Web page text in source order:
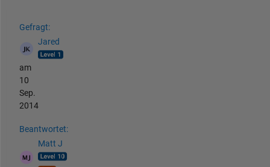
Gefragt:
Jared
am
10
Sep.
2014
Beantwortet:
Matt J